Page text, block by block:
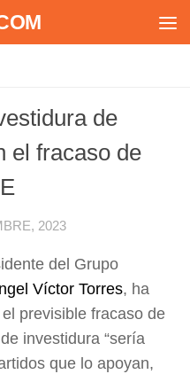
de
el fracaso de
2023
del Grupo
Víctor Torres, ha
previsible fracaso de
investidura “sería
que lo apoyan,